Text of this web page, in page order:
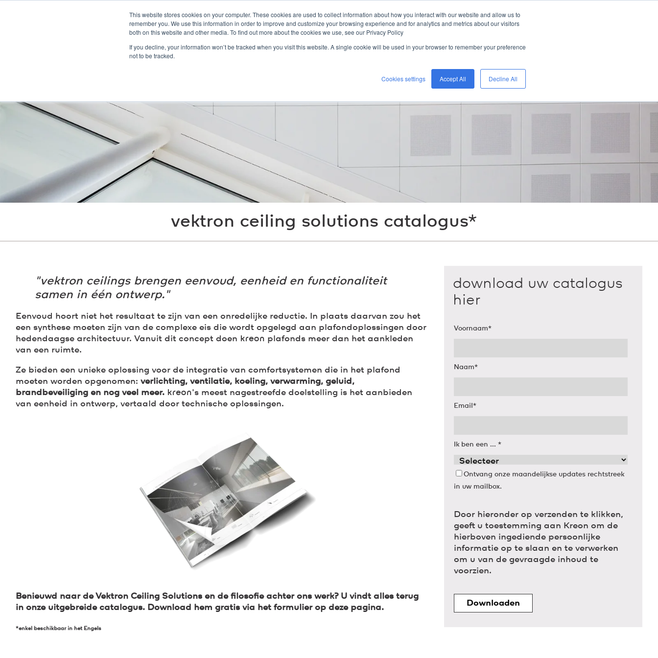
This website stores cookies on your computer. These cookies are used to collect information about how you interact with our website and allow us to
remember you. We use this information in order to improve and customize your browsing experience and for analytics and metrics about our visitors
both on this website and other media. To find out more about the cookies we use, see our Privacy Policy
If you decline, your information won’t be tracked when you visit this website. A single cookie will be used in your browser to remember your preference
not to be tracked.
Cookies settings Accept All Decline All
vektron ceiling solutions catalogus*
"vektron ceilings brengen eenvoud, eenheid en functionaliteit
samen in één ontwerp."
Eenvoud hoort niet het resultaat te zijn van een onredelijke reductie. In plaats daarvan zou het
een synthese moeten zijn van de complexe eis die wordt opgelegd aan plafondoplossingen door
hedendaagse architectuur. Vanuit dit concept doen kreon plafonds meer dan het aankleden
van een ruimte.
Ze bieden een unieke oplossing voor de integratie van comfortsystemen die in het plafond
moeten worden opgenomen: verlichting, ventilatie, koeling, verwarming, geluid,
brandbeveiliging en nog veel meer. kreon's meest nagestreefde doelstelling is het aanbieden
van eenheid in ontwerp, vertaald door technische oplossingen.
Benieuwd naar de Vektron Ceiling Solutions en de filosofie achter ons werk? U vindt alles terug
in onze uitgebreide catalogus. Download hem gratis via het formulier op deze pagina.
*enkel beschikbaar in het Engels
download uw catalogus
hier
Voornaam*
Naam*
Email*
Ik ben een ...*
Ontvang onze maandelijkse updates rechtstreek
in uw mailbox.
Door hieronder op verzenden te klikken,
geeft u toestemming aan Kreon om de
hierboven ingediende persoonlijke
informatie op te slaan en te verwerken
om u van de gevraagde inhoud te
voorzien.